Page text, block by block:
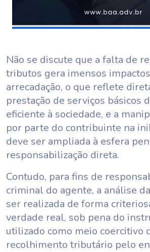
Não se discute que a falta de
tributos gera imensos
arrecadação, o que reflete
prestação de serviços básicos
eficiente à sociedade, e a
por parte do contribuinte na
deve ser ampliada à esfera
responsabilização direta.
Contudo, para fins de
criminal do agente, a análise
ser realizada de forma
verdade real, sob pena do
utilizado como meio coercitivo
recolhimento tributário pelo